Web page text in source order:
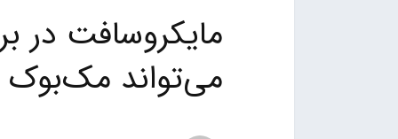
مایکروسافت در
می‌تواند مک‌بوک